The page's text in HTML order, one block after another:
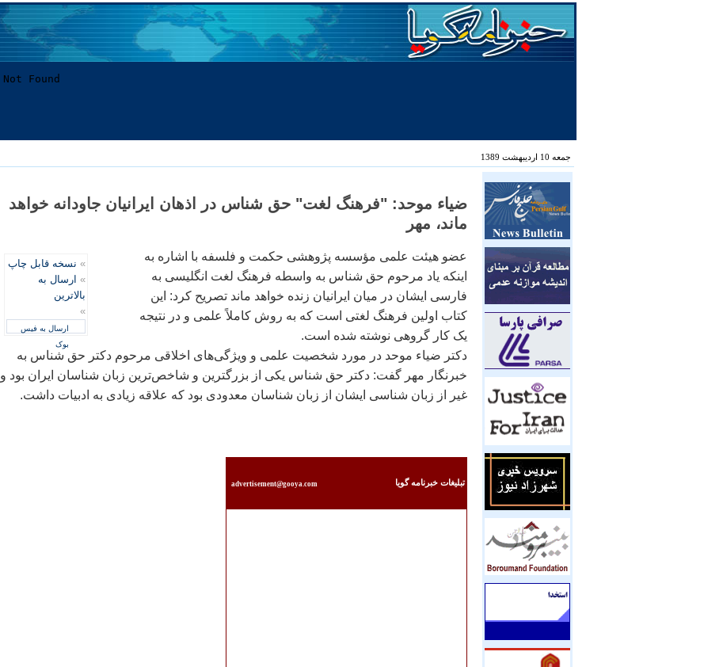
جمعه 10 اردیبهشت 1389
ضياء موحد: "فرهنگ لغت" حق شناس در اذهان ايرانيان جاودانه خواهد
ماند، مهر
» نسخه قابل چاپ
» ارسال به
بالاترین
»
ارسال به فیس
بوک
عضو هيئت علمی مؤسسه پژوهشی حکمت و فلسفه با اشاره به
اينکه ياد مرحوم حق شناس به واسطه فرهنگ لغت انگليسی به
فارسی ايشان در ميان ايرانيان زنده خواهد ماند تصريح کرد: اين
کتاب اولين فرهنگ لغتی است که به روش کاملاً علمی و در نتيجه
يک کار گروهی نوشته شده است.
دکتر ضياء موحد در مورد شخصيت علمی و ويژگی‌های اخلاقی مرحوم دکتر حق شناس به
خبرنگار مهر گفت: دکتر حق شناس يکی از بزرگترين و شاخص‌ترين زبان شناسان ايران بود و
غير از زبان شناسی ايشان از زبان شناسان معدودی بود که علاقه زيادی به ادبيات داشت.
تبليغات خبرنامه گويا advertisement@gooya.com